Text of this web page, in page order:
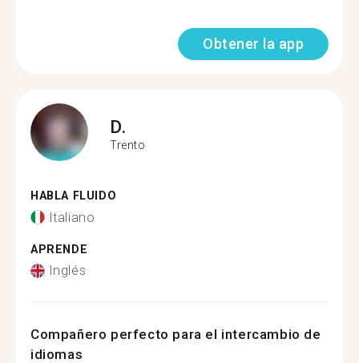
Obtener la app
D.
Trento
HABLA FLUIDO
Italiano
APRENDE
Inglés
Compañero perfecto para el intercambio de
idiomas